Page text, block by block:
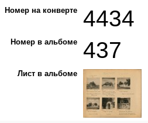
Номер на конверте 4434
Номер в альбоме 437
Лист в альбоме